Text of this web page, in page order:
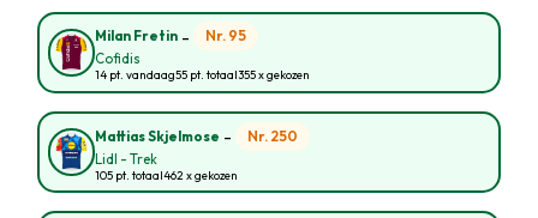
Milan Fretin - Nr. 95
Cofidis
14 pt. vandaag55 pt. totaal355 x gekozen
Mattias Skjelmose - Nr. 250
Lidl - Trek
105 pt. totaal462 x gekozen